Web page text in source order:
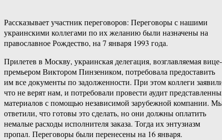
Рассказывает участник переговоров: Переговоры с нашими
украинскими коллегами по их желанию были назначены на
православное Рождество, на 7 января 1993 года.
Прилетев в Москву, украинская делегация, возглавляемая вице-
премьером Виктором Пинзеником, потребовала предоставить
им все документы по задолженности. При этом коллеги
что не верят нам, и потребовали провести аудит
материалов с помощью независимой зарубежной компании.
ответили, что готовы это сделать, но они должны оплатить
немалые расходы исполнителя заказа. Тогда их энтузиазм
пропал. Переговоры были перенесены на 16 января.